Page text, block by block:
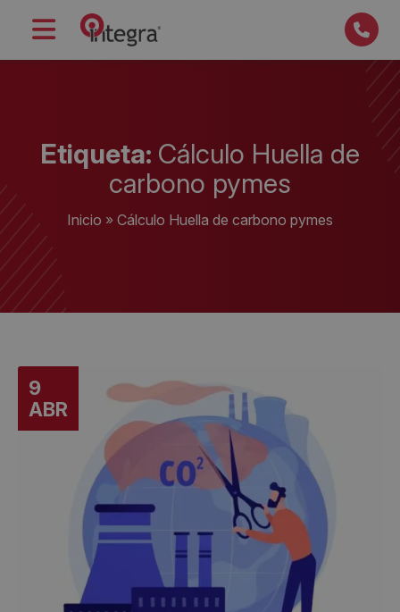
Etiqueta: Cálculo Huella de
carbono pymes
Inicio » Cálculo Huella de carbono pymes
9
ABR